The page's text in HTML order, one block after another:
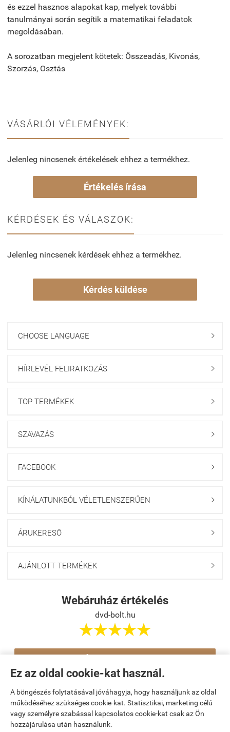
Ez az oldal cookie-kat használ.
A böngészés folytatásával jóváhagyja, hogy használjunk az oldal
működéséhez szükséges cookie-kat. Statisztikai, marketing célú
vagy személyre szabással kapcsolatos cookie-kat csak az Ön
hozzájárulása után használunk.
és ezzel hasznos alapokat kap, melyek további
tanulmányai során segítik a matematikai feladatok
megoldásában.
A sorozatban megjelent kötetek: Összeadás, Kivonás,
Szorzás, Osztás
VÁSÁRLÓI VÉLEMÉNYEK:
Jelenleg nincsenek értékelések ehhez a termékhez.
Értékelés írása
KÉRDÉSEK ÉS VÁLASZOK:
Jelenleg nincsenek kérdések ehhez a termékhez.
Kérdés küldése
CHOOSE LANGUAGE 
HÍRLEVÉL FELIRATKOZÁS 
TOP TERMÉKEK 
SZAVAZÁS 
FACEBOOK 
KÍNÁLATUNKBÓL VÉLETLENSZERŰEN 
ÁRUKERESŐ 
AJÁNLOTT TERMÉKEK 
Webáruház értékelés
dvd-bolt.hu

Navigáció
Saját fiók